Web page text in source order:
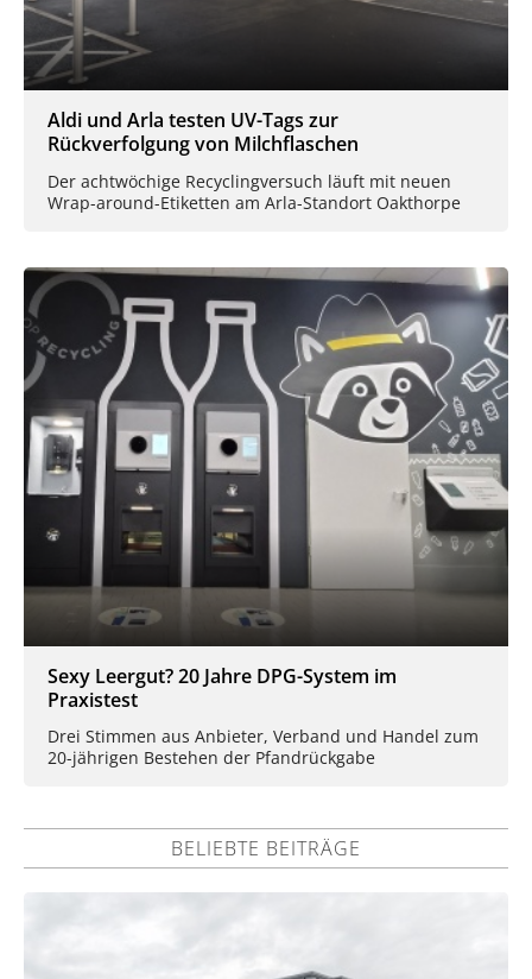
Aldi und Arla testen UV-Tags zur
Rückverfolgung von Milchflaschen
Der achtwöchige Recyclingversuch läuft mit neuen
Wrap-around-Etiketten am Arla-Standort Oakthorpe
Sexy Leergut? 20 Jahre DPG-System im
Praxistest
Drei Stimmen aus Anbieter, Verband und Handel zum
20-jährigen Bestehen der Pfandrückgabe
BELIEBTE BEITRÄGE